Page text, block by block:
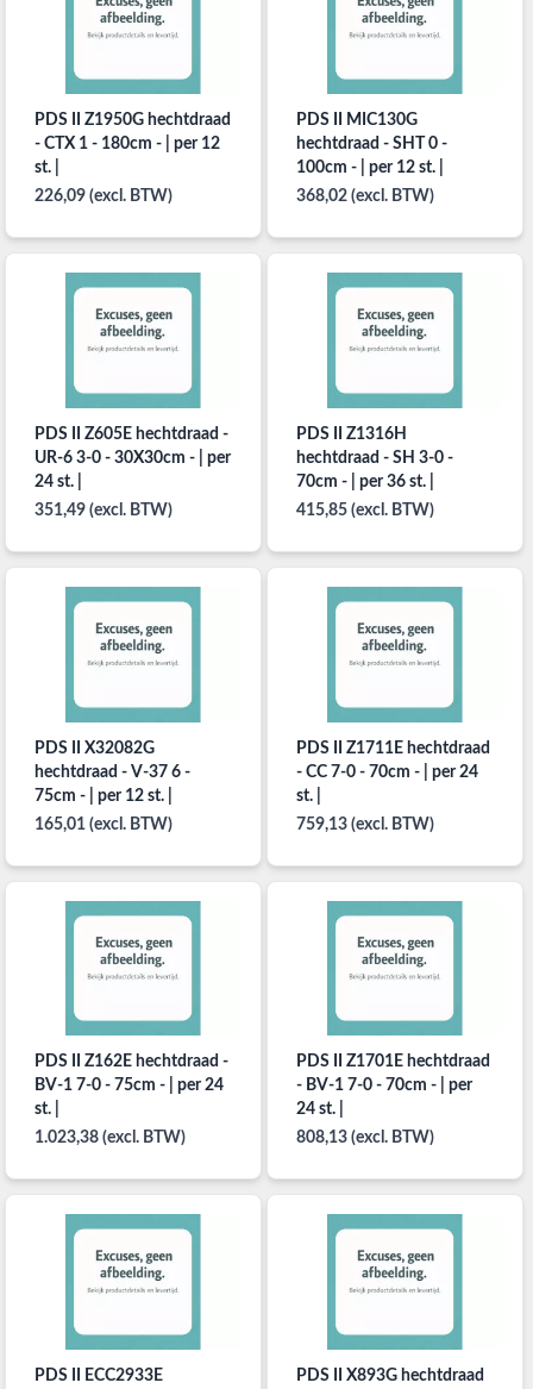
PDS II Z1950G hechtdraad
- CTX 1 - 180cm - | per 12
st. |
226,09 (excl. BTW)
PDS II MIC130G
hechtdraad - SHT 0 -
100cm - | per 12 st. |
368,02 (excl. BTW)
PDS II Z605E hechtdraad -
UR-6 3-0 - 30X30cm - | per
24 st. |
351,49 (excl. BTW)
PDS II Z1316H
hechtdraad - SH 3-0 -
70cm - | per 36 st. |
415,85 (excl. BTW)
PDS II X32082G
hechtdraad - V-37 6 -
75cm - | per 12 st. |
165,01 (excl. BTW)
PDS II Z1711E hechtdraad
- CC 7-0 - 70cm - | per 24
st. |
759,13 (excl. BTW)
PDS II Z162E hechtdraad -
BV-1 7-0 - 75cm - | per 24
st. |
1.023,38 (excl. BTW)
PDS II Z1701E hechtdraad
- BV-1 7-0 - 70cm - | per
24 st. |
808,13 (excl. BTW)
PDS II ECC2933E
PDS II X893G hechtdraad